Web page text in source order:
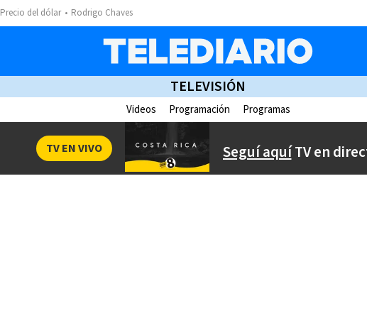
Precio del dólar Rodrigo Chaves
TELEVISIÓN
Videos Programación Programas
Seguí aquíTV en
TV EN VIVO